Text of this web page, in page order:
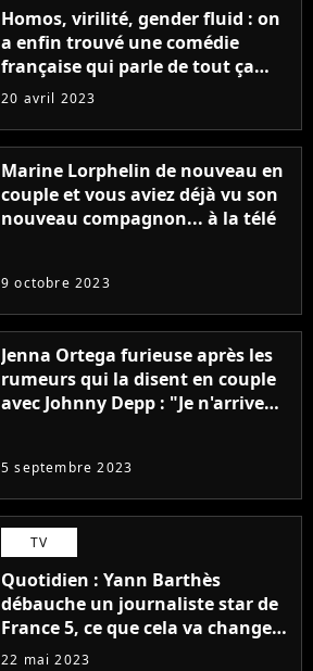
Homos, virilité, gender fluid : on
a enfin trouvé une comédie
française qui parle de tout ça
sans être super ringarde
20 avril 2023
Marine Lorphelin de nouveau en
couple et vous aviez déjà vu son
nouveau compagnon... à la télé
9 octobre 2023
Jenna Ortega furieuse après les
rumeurs qui la disent en couple
avec Johnny Depp : "Je n'arrive
5 septembre 2023
TV
Quotidien : Yann Barthès
débauche un journaliste star de
France 5, ce que cela va changer
à la rentrée
22 mai 2023